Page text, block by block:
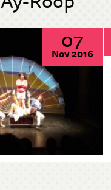
07
Nov 2016